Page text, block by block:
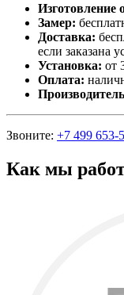
Изготовление
Замер:
Доставка:
если заказана
Установка: от
Оплата:
Звоните: +7 499 653-
Как мы